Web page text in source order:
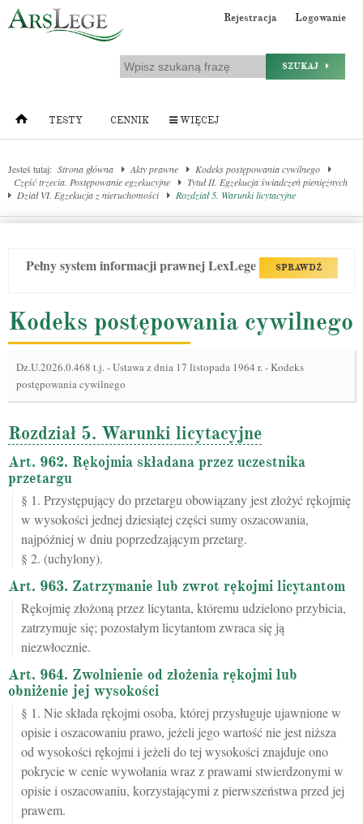
Rejestracja Logowanie
SZUKAJ
TESTY CENNIK WIĘCEJ
Jesteś tutaj: Strona główna Akty prawne
Kodeks postępowania cywilnego
Część trzecia. Postępowanie egzekucyjne
Tytuł II. Egzekucja świadczeń pieniężnych
Dział VI. Egzekucja z nieruchomości
Rozdział 5. Warunki licytacyjne
Pełny system informacji prawnej LexLege SPRAWDŹ
Kodeks postępowania cywilnego
Dz.U.2026.0.468 t.j.-Ustawa z dnia 17 listopada 1964 r. - Kodeks
postępowania cywilnego
Rozdział 5. Warunki licytacyjne
Art. 962. Rękojmia składana przez uczestnika
przetargu
§ 1. Przystępujący do przetargu obowiązany jest złożyć rękojmię
w wysokości jednej dziesiątej części sumy oszacowania,
najpóźniej w dniu poprzedzającym przetarg.
§ 2. (uchylony).
Art. 963. Zatrzymanie lub zwrot rękojmi licytantom
Rękojmię złożoną przez licytanta, któremu udzielono przybicia,
zatrzymuje się; pozostałym licytantom zwraca się ją
niezwłocznie.
Art. 964. Zwolnienie od złożenia rękojmi lub
obniżenie jej wysokości
§ 1. Nie składa rękojmi osoba, której przysługuje ujawnione w
opisie i oszacowaniu prawo, jeżeli jego wartość nie jest niższa
od wysokości rękojmi i jeżeli do tej wysokości znajduje ono
pokrycie w cenie wywołania wraz z prawami stwierdzonymi w
opisie i oszacowaniu, korzystającymi z pierwszeństwa przed jej
prawem.